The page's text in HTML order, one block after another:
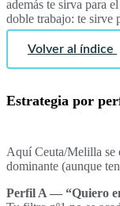
además te sirva para
doble trabajo: te sirve
Volver al índice
Estrategia por
Aquí Ceuta/Melilla se
dominante (aunque
Perfil A — “Quiero